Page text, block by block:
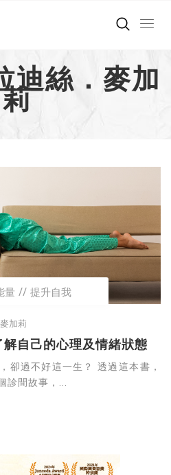
迪絲．麥加
莉
量 提升自我
加莉
自己的心理及情緒狀態
這一生？ 透過這本書，
診間故事，...